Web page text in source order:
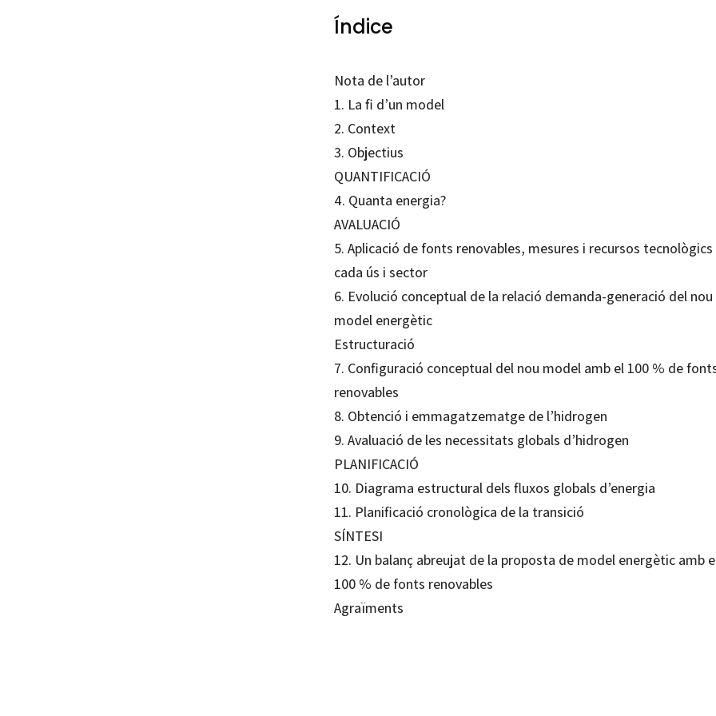
Índice
Nota de l’autor
1. La fi d’un model
2. Context
3. Objectius
QUANTIFICACIÓ
4. Quanta energia?
AVALUACIÓ
5. Aplicació de fonts renovables, mesures i recursos tecnològics
cada ús i sector
6. Evolució conceptual de la relació demanda-generació del nou
model energètic
Estructuració
7. Configuració conceptual del nou model amb el 100 % de
renovables
8. Obtenció i emmagatzematge de l’hidrogen
9. Avaluació de les necessitats globals d’hidrogen
PLANIFICACIÓ
10. Diagrama estructural dels fluxos globals d’energia
11. Planificació cronològica de la transició
SÍNTESI
12. Un balanç abreujat de la proposta de model energètic amb
100 % de fonts renovables
Agraïments